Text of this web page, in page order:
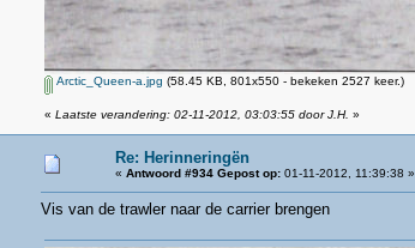
Arctic_Queen-a.jpg (58.45 KB, 801x550 - bekeken 2527 keer.)
« Laatste verandering: 02-11-2012, 03:03:55 door J.H. »
Re: Herinneringën
« Antwoord #934 Gepost op:01-11-2012, 11:39:38 »
Vis van de trawler naar de carrier brengen